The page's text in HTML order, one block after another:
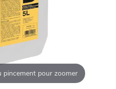
pincement pour zoomer